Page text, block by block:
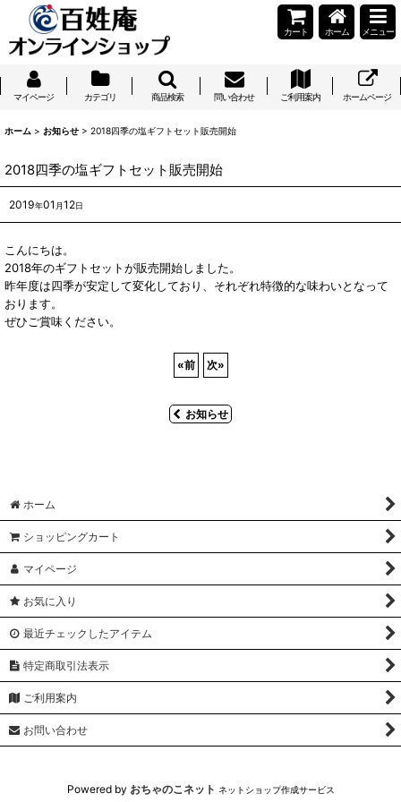
カート ホーム メニュー
マイページ カテゴリ 商品検索 問い合わせ ご利用案内 ホームページ
ホーム > お知らせ > 2018四季の塩ギフトセット販売開始
2018四季の塩ギフトセット販売開始
2019年01 月12日
こんにちは。
2018年のギフトセットが販売開始しました。
昨年度は四季が安定して変化しており、それぞれ特徴的な味わいとなって
おります。
ぜひご賞味ください。
«前 次»
お知らせ
ホーム
ショッピングカート
マイページ
お気に入り
最近チェックしたアイテム
特定商取引法表示
ご利用案内
お問い合わせ
Powered by おちゃのこネット ネットショップ作成サービス